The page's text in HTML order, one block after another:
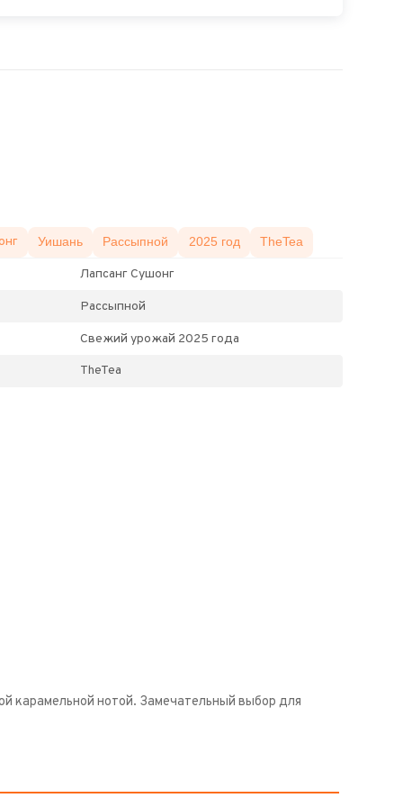
Уишань Рассыпной 2025 год TheTea
Лапсанг Сушонг
Рассыпной
Свежий урожай 2025 года
TheTea
карамельной нотой. Замечательный выбор для